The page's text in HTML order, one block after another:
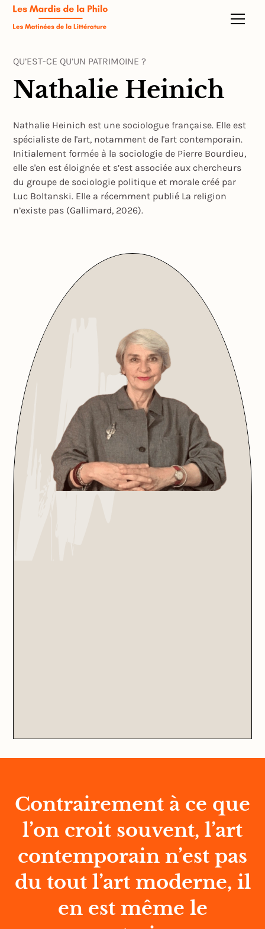
QU’EST-CE QU’UN PATRIMOINE ?
Nathalie Heinich
Nathalie Heinich est une sociologue française. Elle est
spécialiste de l'art, notamment de l'art contemporain.
Initialement formée à la sociologie de Pierre Bourdieu,
elle s'en est éloignée et s’est associée aux chercheurs
du groupe de sociologie politique et morale créé par
Luc Boltanski. Elle a récemment publié La religion
n’existe pas (Gallimard, 2026).
Contrairement à ce que
l’on croit souvent, l’art
contemporain n’est pas
du tout l’art moderne, il
en est même le